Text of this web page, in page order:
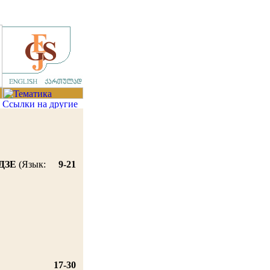
(Язык:
9-21
17-30